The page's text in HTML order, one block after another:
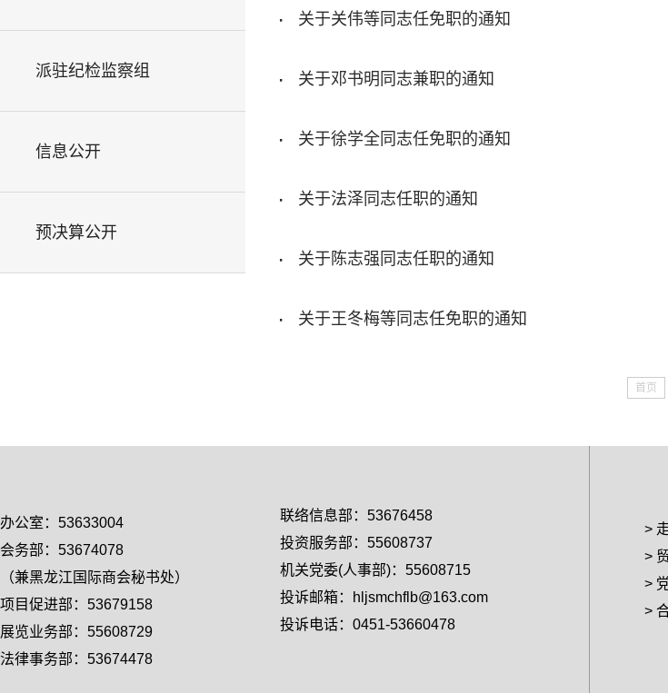
派驻纪检监察组
信息公开
预决算公开
· 关于关伟等同志任免职的通知
· 关于邓书明同志兼职的通知
· 关于徐学全同志任免职的通知
· 关于法泽同志任职的通知
· 关于陈志强同志任职的通知
· 关于王冬梅等同志任免职的通知
首页
办公室：53633004
会务部：53674078
（兼黑龙江国际商会秘书处）
项目促进部：53679158
展览业务部：55608729
法律事务部：53674478
联络信息部：53676458
投资服务部：55608737
机关党委(人事部)：55608715
投诉邮箱：hljsmchflb@163.com
投诉电话：0451-53660478
>
>
>
>